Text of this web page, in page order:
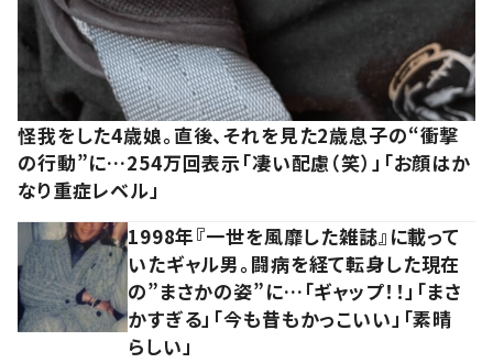
怪我をした4歳娘。直後、それを見た2歳息子の“衝撃
の行動”に…254万回表示「凄い配慮（笑）」「お顔はか
なり重症レベル」
1998年『一世を風靡した雑誌』に載って
いたギャル男。闘病を経て転身した現在
の”まさかの姿”に…「ギャップ！！」「まさ
かすぎる」「今も昔もかっこいい」「素晴
らしい」